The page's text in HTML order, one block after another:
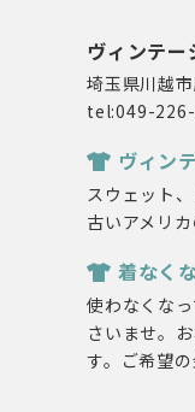
ヴィンテ
埼玉県川越
tel:049-
ヴィン
スウェット
古いアメリ
着なく
使わなくな
さいませ。
す。ご希望